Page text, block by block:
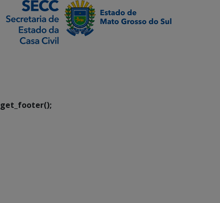
get_footer();